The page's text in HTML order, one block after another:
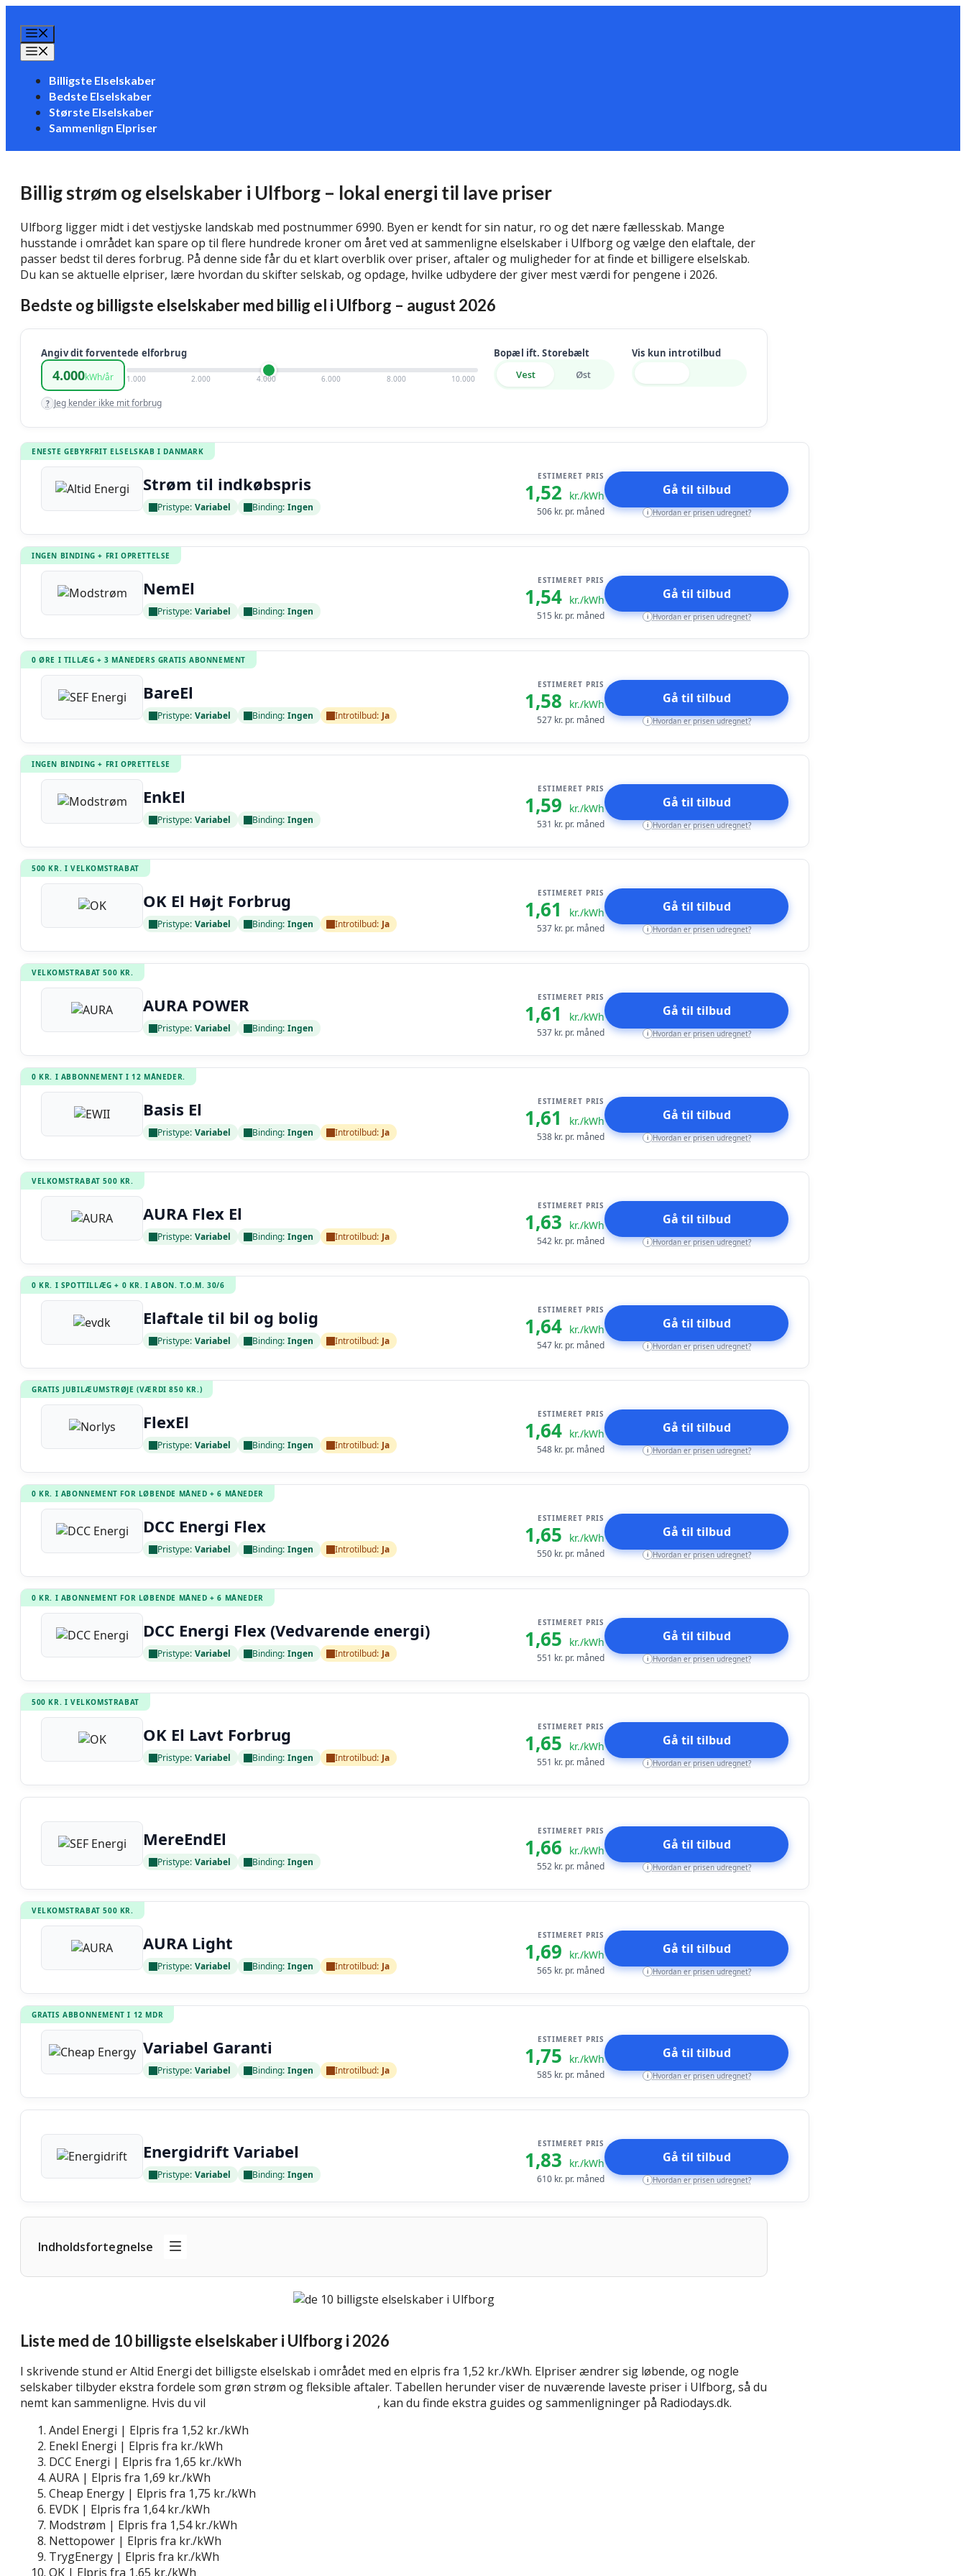
indhold
Billigste Elselskaber
Bedste Elselskaber
Største Elselskaber
Sammenlign Elpriser
Billig strøm og elselskaber i Ulfborg – lokal energi til lave priser
Ulfborg ligger midt i det vestjyske landskab med postnummer 6990. Byen er kendt for sin natur, ro og det nære fællesskab. Mange
husstande i området kan spare op til flere hundrede kroner om året ved at sammenligne elselskaber i Ulfborg og vælge den elaftale, der
passer bedst til deres forbrug. På denne side får du et klart overblik over priser, aftaler og muligheder for at finde et billigere elselskab.
Du kan se aktuelle elpriser, lære hvordan du skifter selskab, og opdage, hvilke udbydere der giver mest værdi for pengene i 2026.
Bedste og billigste elselskaber med billig el i Ulfborg – august 2026
Angiv dit forventede elforbrug
4.000kWh/år 1.000 2.000 4.000 6.000 8.000 10.000
? Jeg kender ikke mit forbrug
Bopæl ift. Storebælt
Vest
Øst
Vis kun introtilbud
ENESTE GEBYRFRIT ELSELSKAB I DANMARK
Strøm til indkøbspris
Pristype: Variabel Binding: Ingen
ESTIMERET PRIS
1,52 kr./kWh
506 kr. pr. måned
Gå til tilbud
i Hvordan er prisen udregnet?
INGEN BINDING + FRI OPRETTELSE
NemEl
Pristype: Variabel Binding: Ingen
ESTIMERET PRIS
1,54 kr./kWh
515 kr. pr. måned
Gå til tilbud
i Hvordan er prisen udregnet?
0 ØRE I TILLÆG + 3 MÅNEDERS GRATIS ABONNEMENT
BareEl
Pristype: Variabel Binding: Ingen Introtilbud: Ja
ESTIMERET PRIS
1,58 kr./kWh
527 kr. pr. måned
Gå til tilbud
i Hvordan er prisen udregnet?
INGEN BINDING + FRI OPRETTELSE
EnkEl
Pristype: Variabel Binding: Ingen
ESTIMERET PRIS
1,59 kr./kWh
531 kr. pr. måned
Gå til tilbud
i Hvordan er prisen udregnet?
500 KR. I VELKOMSTRABAT
OK El Højt Forbrug
Pristype: Variabel Binding: Ingen Introtilbud: Ja
ESTIMERET PRIS
1,61 kr./kWh
537 kr. pr. måned
Gå til tilbud
i Hvordan er prisen udregnet?
VELKOMSTRABAT 500 KR.
AURA POWER
Pristype: Variabel Binding: Ingen
ESTIMERET PRIS
1,61 kr./kWh
537 kr. pr. måned
Gå til tilbud
i Hvordan er prisen udregnet?
0 KR. I ABBONNEMENT I 12 MÅNEDER.
Basis El
Pristype: Variabel Binding: Ingen Introtilbud: Ja
ESTIMERET PRIS
1,61 kr./kWh
538 kr. pr. måned
Gå til tilbud
i Hvordan er prisen udregnet?
VELKOMSTRABAT 500 KR.
AURA Flex El
Pristype: Variabel Binding: Ingen Introtilbud: Ja
ESTIMERET PRIS
1,63 kr./kWh
542 kr. pr. måned
Gå til tilbud
i Hvordan er prisen udregnet?
0 KR. I SPOTTILLÆG + 0 KR. I ABON. T.O.M. 30/6
Elaftale til bil og bolig
Pristype: Variabel Binding: Ingen Introtilbud: Ja
ESTIMERET PRIS
1,64 kr./kWh
547 kr. pr. måned
Gå til tilbud
i Hvordan er prisen udregnet?
GRATIS JUBILÆUMSTRØJE (VÆRDI 850 KR.)
FlexEl
Pristype: Variabel Binding: Ingen Introtilbud: Ja
ESTIMERET PRIS
1,64 kr./kWh
548 kr. pr. måned
Gå til tilbud
i Hvordan er prisen udregnet?
0 KR. I ABONNEMENT FOR LØBENDE MÅNED + 6 MÅNEDER
DCC Energi Flex
Pristype: Variabel Binding: Ingen Introtilbud: Ja
ESTIMERET PRIS
1,65 kr./kWh
550 kr. pr. måned
Gå til tilbud
i Hvordan er prisen udregnet?
0 KR. I ABONNEMENT FOR LØBENDE MÅNED + 6 MÅNEDER
DCC Energi Flex (Vedvarende energi)
Pristype: Variabel Binding: Ingen Introtilbud: Ja
ESTIMERET PRIS
1,65 kr./kWh
551 kr. pr. måned
Gå til tilbud
i Hvordan er prisen udregnet?
500 KR. I VELKOMSTRABAT
OK El Lavt Forbrug
Pristype: Variabel Binding: Ingen Introtilbud: Ja
ESTIMERET PRIS
1,65 kr./kWh
551 kr. pr. måned
Gå til tilbud
i Hvordan er prisen udregnet?
MereEndEl
Pristype: Variabel Binding: Ingen
ESTIMERET PRIS
1,66 kr./kWh
552 kr. pr. måned
Gå til tilbud
i Hvordan er prisen udregnet?
VELKOMSTRABAT 500 KR.
AURA Light
Pristype: Variabel Binding: Ingen Introtilbud: Ja
ESTIMERET PRIS
1,69 kr./kWh
565 kr. pr. måned
Gå til tilbud
i Hvordan er prisen udregnet?
GRATIS ABBONNEMENT I 12 MDR
Variabel Garanti
Pristype: Variabel Binding: Ingen Introtilbud: Ja
ESTIMERET PRIS
1,75 kr./kWh
585 kr. pr. måned
Gå til tilbud
i Hvordan er prisen udregnet?
Energidrift Variabel
Pristype: Variabel Binding: Ingen
ESTIMERET PRIS
1,83 kr./kWh
610 kr. pr. måned
Gå til tilbud
i Hvordan er prisen udregnet?
Indholdsfortegnelse
Liste med de 10 billigste elselskaber i Ulfborg i 2026
I skrivende stund er Altid Energi det billigste elselskab i området med en elpris fra 1,52 kr./kWh. Elpriser ændrer sig løbende, og nogle
selskaber tilbyder ekstra fordele som grøn strøm og fleksible aftaler. Tabellen herunder viser de nuværende laveste priser i Ulfborg, så du
nemt kan sammenligne. Hvis du vil
, kan du finde ekstra guides og sammenligninger på Radiodays.dk.
Andel Energi | Elpris fra 1,52 kr./kWh
Enekl Energi | Elpris fra kr./kWh
DCC Energi | Elpris fra 1,65 kr./kWh
AURA | Elpris fra 1,69 kr./kWh
Cheap Energy | Elpris fra 1,75 kr./kWh
EVDK | Elpris fra 1,64 kr./kWh
Modstrøm | Elpris fra 1,54 kr./kWh
Nettopower | Elpris fra kr./kWh
TrygEnergy | Elpris fra kr./kWh
OK | Elpris fra 1,65 kr./kWh